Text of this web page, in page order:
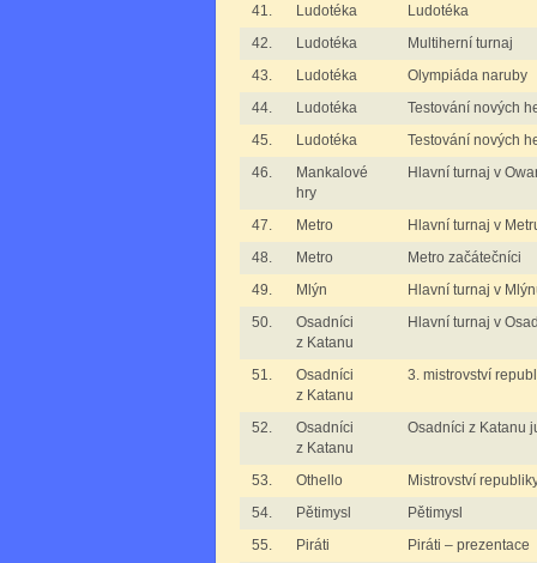
41. Ludotéka
Ludotéka
42.
Ludotéka
Multiherní turnaj
43.
Ludotéka
Olympiáda naruby
44.
Ludotéka
Testování nových
45.
Ludotéka
Testování nových
46.
Mankalové
hry
Hlavní turnaj v
47. Metro
Hlavní turnaj v
48.
Metro
Metro začátečníci
49.
Mlýn
Hlavní turnaj v
50.
Osadníci
z Katanu
Hlavní turnaj v
51.
Osadníci
z Katanu
3. mistrovství
52.
Osadníci
z Katanu
Osadníci z Katanu
53. Othello
Mistrovství
54.
Pětimysl
Pětimysl
55.
Piráti Piráti – prezentace